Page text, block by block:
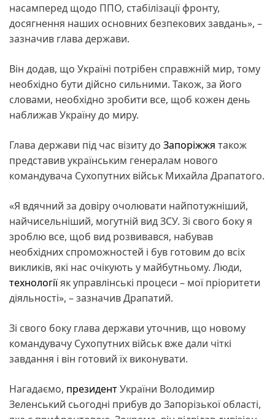
насамперед щодо ППО, стабілізації фронту,
досягнення наших основних безпекових завдань», –
зазначив глава держави.
Він додав, що Україні потрібен справжній мир, тому
необхідно бути дійсно сильними. Також, за його
словами, необхідно зробити все, щоб кожен день
наближав Україну до миру.
Глава держави під час візиту до Запоріжжя також
представив українським генералам нового
командувача Сухопутних військ Михайла Драпатого.
«Я вдячний за довіру очолювати найпотужніший,
найчисельніший, могутній вид ЗСУ. Зі свого боку я
зроблю все, щоб вид розвивався, набував
необхідних спроможностей і був готовим до всіх
викликів, які нас очікують у майбутньому. Люди,
технологіїяк управлінські процеси – мої пріоритети
діяльності», – зазначив Драпатий.
Зі свого боку глава держави уточнив, що новому
командувачу Сухопутних військ вже дали чіткі
завдання і він готовий їх виконувати.
Нагадаємо, президентУкраїни Володимир
Зеленський сьогодні прибув до Запорізької області,